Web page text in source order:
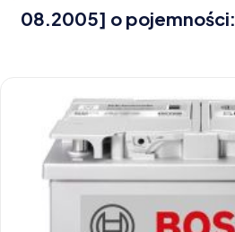
08.2005] o pojemności: